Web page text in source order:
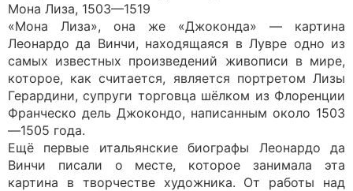
Мона Лиза, 1503—1519
«Мона Лиза», она же «Джоконда» — картина
Леонардо да Винчи, находящаяся в Лувре одно из
самых известных произведений живописи в мире,
которое, как считается, является портретом Лизы
Герардини, супруги торговца шёлком из Флоренции
Франческо дель Джокондо, написанным около 1503
—1505 года.
Ещё первые итальянские биографы Леонардо да
Винчи писали о месте, которое занимала эта
картина в творчестве художника. От работы над